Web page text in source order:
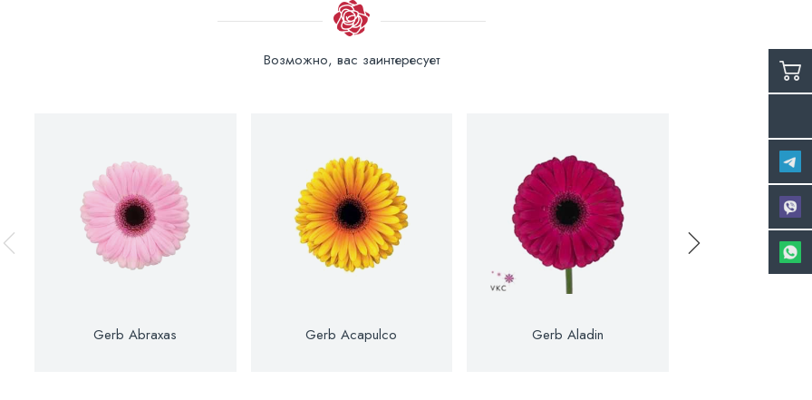
Возможно, вас заинтересует
Gerb Abraxas Gerb Acapulco Gerb Aladin